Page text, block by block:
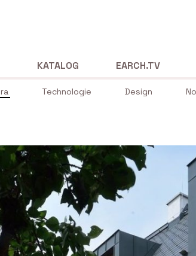
Technologie Design
KATALOG EARCH.TV